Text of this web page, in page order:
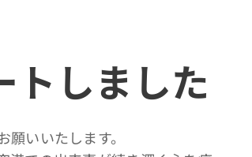
しました
いいたします。